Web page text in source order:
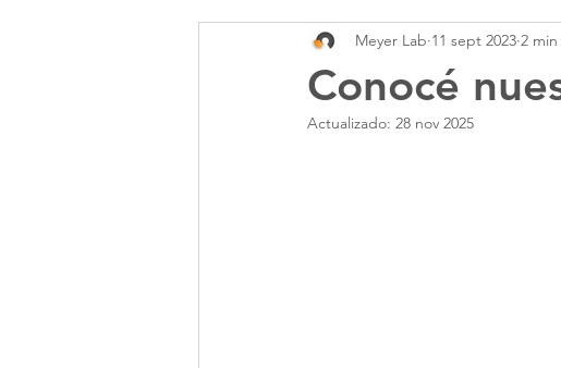
Infectología Oncología
Reumatología Dermatología
Conocé
Meyer Lab 11 sept 2023 2
Actualizado: 28 nov 2025